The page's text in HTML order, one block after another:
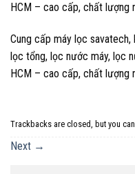
HCM – cao cấp, chất lượng
Cung cấp máy lọc savatech,
lọc tổng, lọc nước máy, lọc
HCM – cao cấp, chất lượng
Trackbacks are closed, but you can
Next →